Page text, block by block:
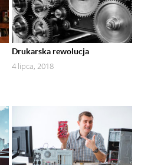
Drukarska rewolucja
4 lipca, 2018